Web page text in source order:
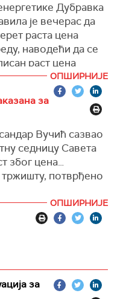
Дубравка
је вечерас да
раста цена
наводећи да се
раст цена
ујутру одређујемо
Ми смо у
недељу пре тога
а бензин такође
да сутра
да не преносимо
на светском
Блиском истоку на
Значи да имамо
Ставросом
ОПШИРНИЈЕ
за
Вучић сазвао
седницу Савета
због цена
потврђено
ОПШИРНИЈЕ
за